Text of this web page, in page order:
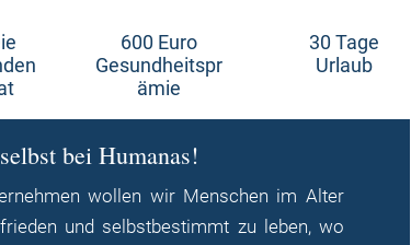
600 Euro
Gesundheitspr
ämie
30 Tage
Urlaub
bei Humanas!
wollen wir Menschen im Alter
und selbstbestimmt zu leben, wo